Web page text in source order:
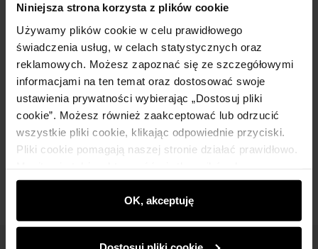
Niniejsza strona korzysta z plików cookie
Używamy plików cookie w celu prawidłowego
świadczenia usług, w celach statystycznych oraz
reklamowych. Możesz zapoznać się ze szczegółowymi
informacjami na ten temat oraz dostosować swoje
ustawienia prywatności wybierając „Dostosuj pliki
cookie”. Możesz również zaakceptować lub odrzucić
wszystkie pliki cookie, klikając odpowiednie przyciski.
Pliki cookie pomagają naszej stronie działać prawidłowo.
wyświetlać im dopasowane do ich preferencji treści,
rekomendacje oraz komunikaty reklamowe informujące o
najnowszych promocjach w e-sklepie. Informacje o tym,
OK, akceptuję
Opis produktu
Szczegóły
Skład i wymiary
Opinie